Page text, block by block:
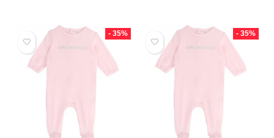
- 35% - 35%